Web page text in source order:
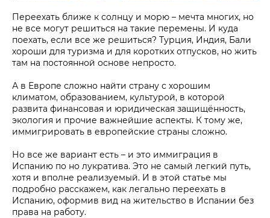
Переехать ближе к солнцу и морю – мечта многих, но
не все могут решиться на такие перемены. И куда
поехать, если все же решиться? Турция, Индия, Бали
хороши для туризма и для коротких отпусков, но жить
там на постоянной основе непросто.
А в Европе сложно найти страну с хорошим
климатом, образованием, культурой, в которой
развита финансовая и юридическая защищённость,
экология и прочие важнейшие аспекты. К тому же,
иммигрировать в европейские страны сложно.
Но все же вариант есть – и это иммиграция в
Испанию по но лукратива. Это не самый легкий путь,
хотя и вполне реализуемый. И в этой статье мы
подробно расскажем, как легально переехать в
Испанию, оформив вид на жительство в Испании без
права на работу.